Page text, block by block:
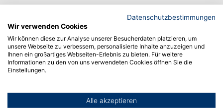
CAMPUS ALBSTADT
72458 Albstadt
+49 (0) 7571 732 - 0
Datenschutzbestimmungen
Wir verwenden Cookies
Wir können diese zur Analyse unserer Besucherdaten platzieren, um
unsere Webseite zu verbessern, personalisierte Inhalte anzuzeigen und
Ihnen ein großartiges Webseiten-Erlebnis zu bieten. Für weitere
Informationen zu den von uns verwendeten Cookies öffnen Sie die
Einstellungen.
Alle akzeptieren